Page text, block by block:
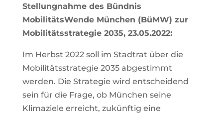
Stellungnahme des Bündnis
MobilitätsWende München (BüMW) zur
Mobilitätsstrategie 2035, 23.05.2022:
Im Herbst 2022 soll im Stadtrat über die
Mobilitätsstrategie 2035 abgestimmt
werden. Die Strategie wird entscheidend
sein für die Frage, ob München seine
Klimaziele erreicht, zukünftig eine